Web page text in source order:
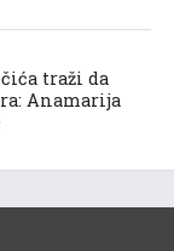
traži da
Anamarija